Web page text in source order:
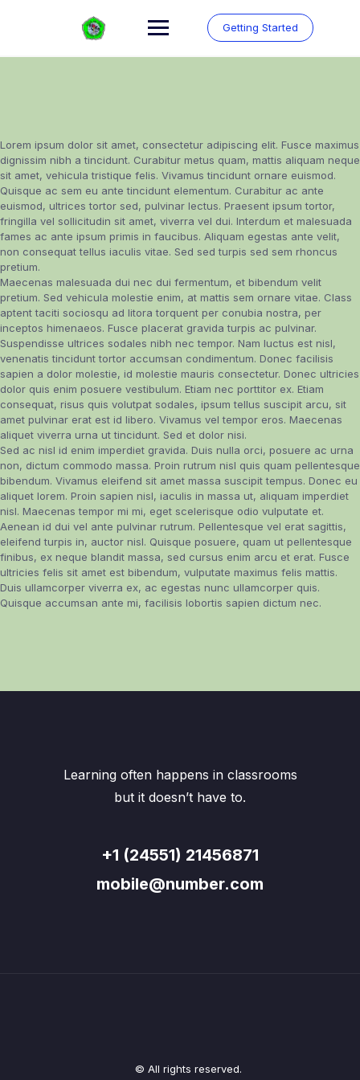
Getting Started
Lorem ipsum dolor sit amet, consectetur adipiscing elit. Fusce maximus
dignissim nibh a tincidunt. Curabitur metus quam, mattis aliquam neque
sit amet, vehicula tristique felis. Vivamus tincidunt ornare euismod.
Quisque ac sem eu ante tincidunt elementum. Curabitur ac ante
euismod, ultrices tortor sed, pulvinar lectus. Praesent ipsum tortor,
fringilla vel sollicitudin sit amet, viverra vel dui. Interdum et malesuada
fames ac ante ipsum primis in faucibus. Aliquam egestas ante velit,
non consequat tellus iaculis vitae. Sed sed turpis sed sem rhoncus
pretium.
Maecenas malesuada dui nec dui fermentum, et bibendum velit
pretium. Sed vehicula molestie enim, at mattis sem ornare vitae. Class
aptent taciti sociosqu ad litora torquent per conubia nostra, per
inceptos himenaeos. Fusce placerat gravida turpis ac pulvinar.
Suspendisse ultrices sodales nibh nec tempor. Nam luctus est nisl,
venenatis tincidunt tortor accumsan condimentum. Donec facilisis
sapien a dolor molestie, id molestie mauris consectetur. Donec ultricies
dolor quis enim posuere vestibulum. Etiam nec porttitor ex. Etiam
consequat, risus quis volutpat sodales, ipsum tellus suscipit arcu, sit
amet pulvinar erat est id libero. Vivamus vel tempor eros. Maecenas
aliquet viverra urna ut tincidunt. Sed et dolor nisi.
Sed ac nisl id enim imperdiet gravida. Duis nulla orci, posuere ac urna
non, dictum commodo massa. Proin rutrum nisl quis quam pellentesque
bibendum. Vivamus eleifend sit amet massa suscipit tempus. Donec eu
aliquet lorem. Proin sapien nisl, iaculis in massa ut, aliquam imperdiet
nisl. Maecenas tempor mi mi, eget scelerisque odio vulputate et.
Aenean id dui vel ante pulvinar rutrum. Pellentesque vel erat sagittis,
eleifend turpis in, auctor nisl. Quisque posuere, quam ut pellentesque
finibus, ex neque blandit massa, sed cursus enim arcu et erat. Fusce
ultricies felis sit amet est bibendum, vulputate maximus felis mattis.
Duis ullamcorper viverra ex, ac egestas nunc ullamcorper quis.
Quisque accumsan ante mi, facilisis lobortis sapien dictum nec.
Learning often happens in classrooms
but it doesn’t have to.
+1 (24551) 21456871
mobile@number.com
© All rights reserved.